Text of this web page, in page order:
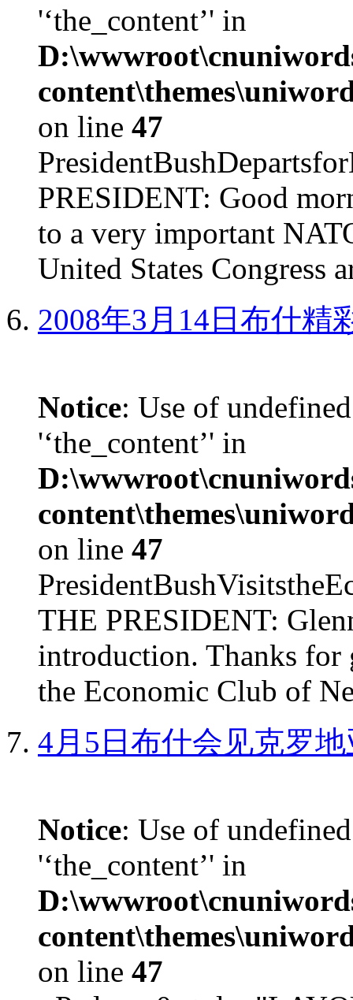
'‘the_content’' in
on line 47
PRESIDENT: Good
to a very important
United States Congress
2008年3月14日布什精
Notice: Use of
'‘the_content’' in
on line 47
THE PRESIDENT:
introduction. Thanks for
the Economic Club of
4月5日布什会见克罗
Notice: Use of
'‘the_content’' in
on line 47